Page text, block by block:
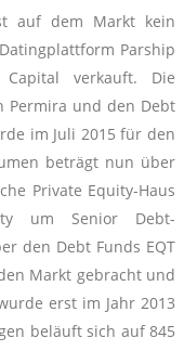
auf dem Markt kein
Parship
Capital verkauft. Die
Permira und den Debt
im Juli 2015 für den
beträgt nun über
Private Equity-Haus
um Senior Debt-
den Debt Funds EQT
Markt gebracht und
erst im Jahr 2013
beläuft sich auf 845